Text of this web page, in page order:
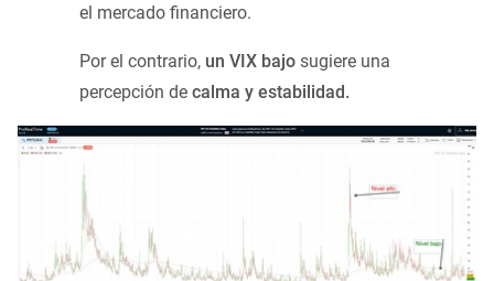
el mercado financiero.
Por el contrario, un VIX bajo sugiere una
percepción de calma y estabilidad.